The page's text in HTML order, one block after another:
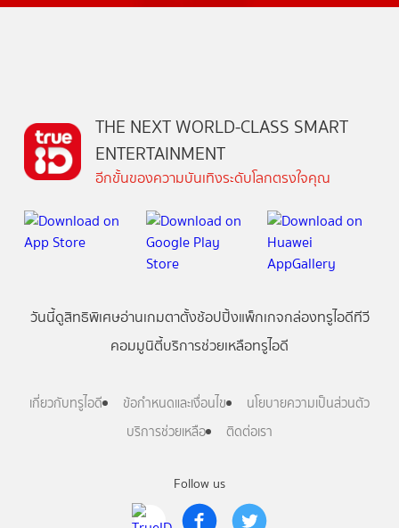
Follow us
THE NEXT WORLD-CLASS SMART
ENTERTAINMENT
อีกขั้นของความบันเทิงระดับโลกตรงใจคุณ
วันนี้ดูสิทธิพิเศษอ่านเกมตาตั้งช้อปปิ้งแพ็กเกจกล่องทรูไอดีทีวี
คอมมูนิตี้บริการช่วยเหลือทรูไอดี
เกี่ยวกับทรูไอดี ข้อกำหนดและเงื่อนไข
นโยบายความเป็นส่วนตัว
บริการช่วยเหลือ
ติดต่อเรา